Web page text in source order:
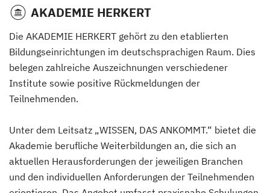
AKADEMIE HERKERT
Die AKADEMIE HERKERT gehört zu den etablierten
Bildungseinrichtungen im deutschsprachigen Raum. Dies
belegen zahlreiche Auszeichnungen verschiedener
Institute sowie positive Rückmeldungen der
Teilnehmenden.
Unter dem Leitsatz „WISSEN, DAS ANKOMMT.“ bietet die
Akademie berufliche Weiterbildungen an, die sich an
aktuellen Herausforderungen der jeweiligen Branchen
und den individuellen Anforderungen der Teilnehmenden